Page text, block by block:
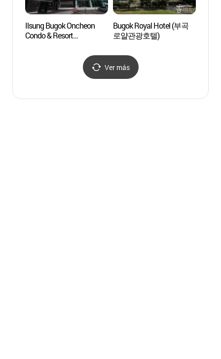
Ilsung Bugok Oncheon
Condo & Resort
Bugok Royal Hotel (부곡
로얄관광호텔)
Ver más